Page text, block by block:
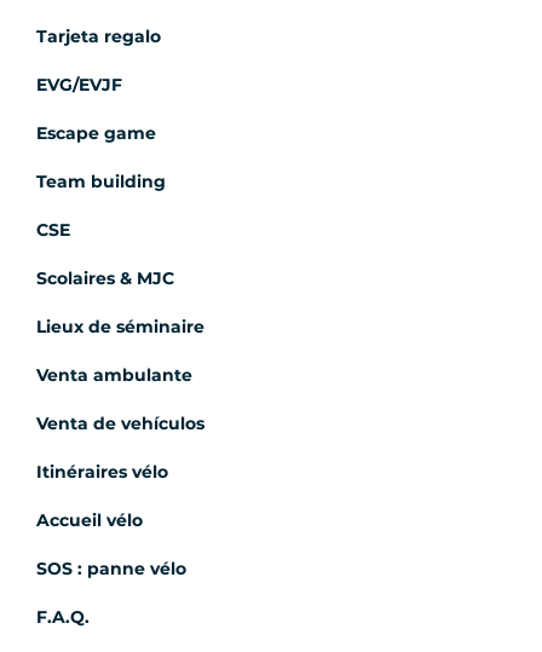
Tarjeta regalo
EVG/EVJF
Escape game
Team building
CSE
Scolaires & MJC
Lieux de séminaire
Venta ambulante
Venta de vehículos
Itinéraires vélo
Accueil vélo
SOS : panne vélo
F.A.Q.